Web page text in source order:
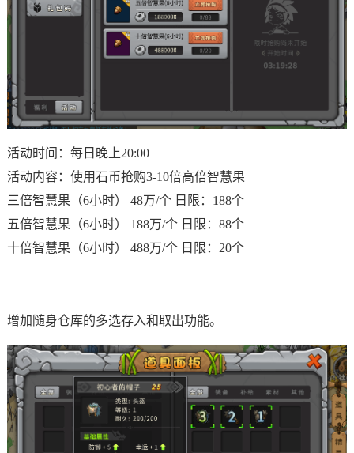
活动时间：每日晚上20:00
活动内容：使用石币抢购3-10倍高倍智慧果
三倍智慧果（6小时） 48万/个 日限：188个
五倍智慧果（6小时） 188万/个 日限：88个
十倍智慧果（6小时） 488万/个 日限：20个
增加随身仓库的多选存入和取出功能。